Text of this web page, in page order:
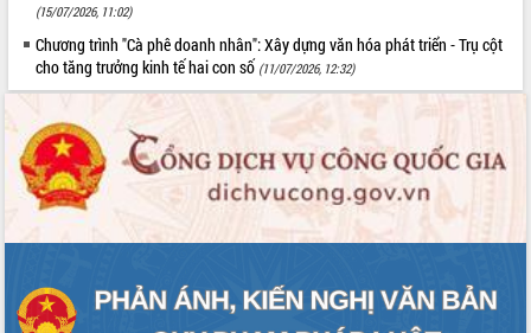
(15/07/2026, 11:02)
Chương trình "Cà phê doanh nhân": Xây dựng văn hóa phát triển - Trụ cột
cho tăng trưởng kinh tế hai con số (11/07/2026, 12:32)